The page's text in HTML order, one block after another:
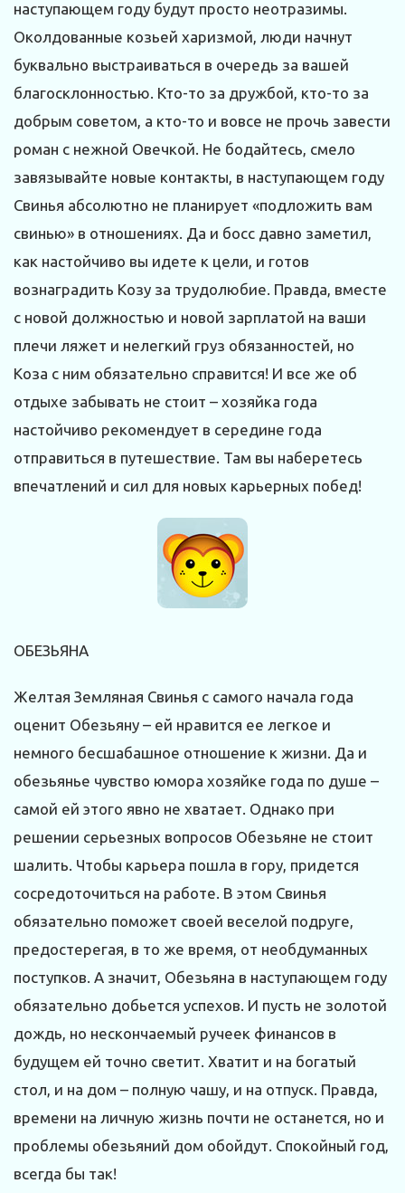
наступающем году будут просто неотразимы.
Околдованные козьей харизмой, люди начнут
буквально выстраиваться в очередь за вашей
благосклонностью. Кто-то за дружбой, кто-то за
добрым советом, а кто-то и вовсе не прочь завести
роман с нежной Овечкой. Не бодайтесь, смело
завязывайте новые контакты, в наступающем году
Свинья абсолютно не планирует «подложить вам
свинью» в отношениях. Да и босс давно заметил,
как настойчиво вы идете к цели, и готов
вознаградить Козу за трудолюбие. Правда, вместе
с новой должностью и новой зарплатой на ваши
плечи ляжет и нелегкий груз обязанностей, но
Коза с ним обязательно справится! И все же об
отдыхе забывать не стоит – хозяйка года
настойчиво рекомендует в середине года
отправиться в путешествие. Там вы наберетесь
впечатлений и сил для новых карьерных побед!
ОБЕЗЬЯНА
Желтая Земляная Свинья с самого начала года
оценит Обезьяну – ей нравится ее легкое и
немного бесшабашное отношение к жизни. Да и
обезьянье чувство юмора хозяйке года по душе –
самой ей этого явно не хватает. Однако при
решении серьезных вопросов Обезьяне не стоит
шалить. Чтобы карьера пошла в гору, придется
сосредоточиться на работе. В этом Свинья
обязательно поможет своей веселой подруге,
предостерегая, в то же время, от необдуманных
поступков. А значит, Обезьяна в наступающем году
обязательно добьется успехов. И пусть не золотой
дождь, но нескончаемый ручеек финансов в
будущем ей точно светит. Хватит и на богатый
стол, и на дом – полную чашу, и на отпуск. Правда,
времени на личную жизнь почти не останется, но и
проблемы обезьяний дом обойдут. Спокойный год,
всегда бы так!